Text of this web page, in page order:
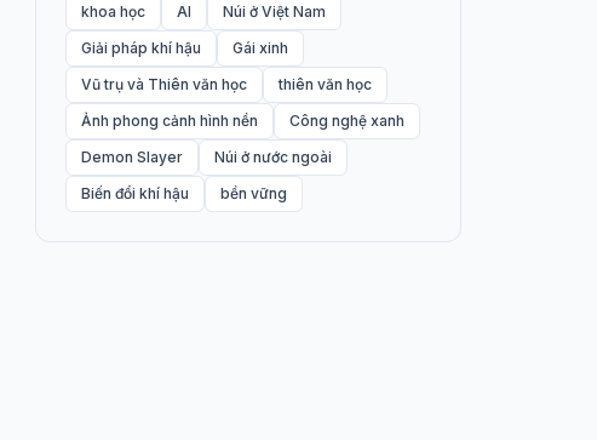
khoa học
AI
Núi ở Việt Nam
Giải pháp khí hậu
Gái xinh
Vũ trụ và Thiên văn học
thiên văn học
Ảnh phong cảnh hình nền
Công nghệ xanh
Demon Slayer
Núi ở nước ngoài
Biến đổi khí hậu
bền vững